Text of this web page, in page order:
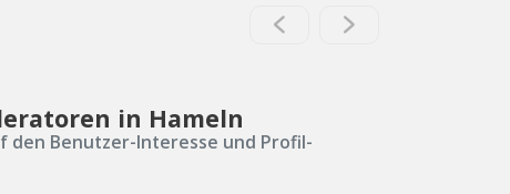
in Hameln
den Benutzer-Interesse und Profil-